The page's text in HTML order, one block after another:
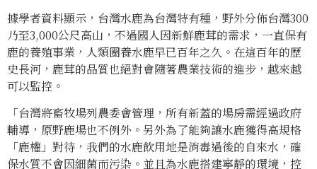
據學者資料顯示，台灣水鹿為台灣特有種，野外分佈台灣300
乃至3,000公尺高山，不過國人因新鮮鹿茸的需求，一直保有
鹿的養殖事業，人類圈養水鹿早已百年之久。在這百年的歷
史長河，鹿茸的品質也絕對會隨著農業技術的進步，越來越
可以監控。
「台灣將畜牧場列農委會管理，所有新蓋的場房需經過政府
輔導，原野鹿場也不例外。另外為了能夠讓水鹿獲得高規格
「鹿權」對待，我們的水鹿飲用地是消毒過後的自來水，確
保水質不會因細菌而污染。並且為水鹿搭建寧靜的環境，控